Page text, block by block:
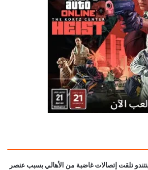
تلقت إتصالات غاضبة من الأهالي بسبب عنصر